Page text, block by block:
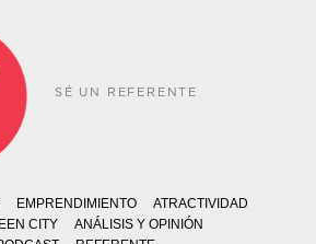
SÉ UN REFERENTE
EMPRENDIMIENTO
ATRACTIVIDAD
CITY
ANÁLISIS Y OPINIÓN